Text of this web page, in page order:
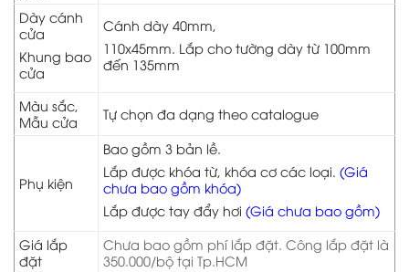
Dày cánh
cửa
Khung bao
cửa
Cánh dày 40mm,
110x45mm. Lắp cho tường dày từ 100mm
đến 135mm
Màu sắc,
Mẫu cửa
Tự chọn đa dạng theo catalogue
Phụ kiện
Bao gồm 3 bản lề.
Lắp được khóa từ, khóa cơ các loại. (Giá
chưa bao gồm khóa)
Lắp được tay đẩy hơi (Giá chưa bao gồm)
Giá lắp
đặt
Chưa bao gồm phí lắp đặt. Công lắp đặt là
350.000/bộ tại Tp.HCM